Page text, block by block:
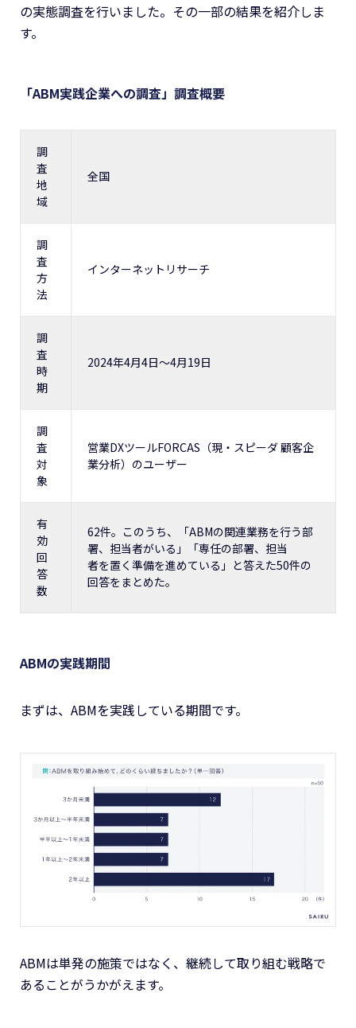
の実態調査を行いました。その一部の結果を紹介しま
す。
「ABM実践企業への調査」調査概要
調
査
地
域
全国
調
査
方
法
インターネットリサーチ
調
査
時
期
2024年4月4日〜4月19日
調
査
対
象
営業DXツールFORCAS（現・スピーダ 顧客企
業分析）のユーザー
有
効
回
答
数
62件。このうち、「ABMの関連業務を行う部
署、担当者がいる」「専任の部署、担当
者を置く準備を進めている」と答えた50件の
回答をまとめた。
ABMの実践期間
まずは、ABMを実践している期間です。
ABMは単発の施策ではなく、継続して取り組む戦略で
あることがうかがえます。